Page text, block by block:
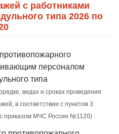
с работниками
типа 2026 по
персоналом
типа
видах и сроках проведения
в соответствии с пунктом 3
приказом МЧС России №1120)